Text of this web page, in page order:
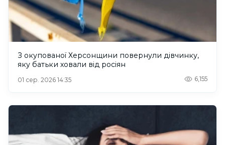
З окупованої Херсонщини повернули дівчинку,
яку батьки ховали від росіян
01 сер. 2026 14:35 6,155